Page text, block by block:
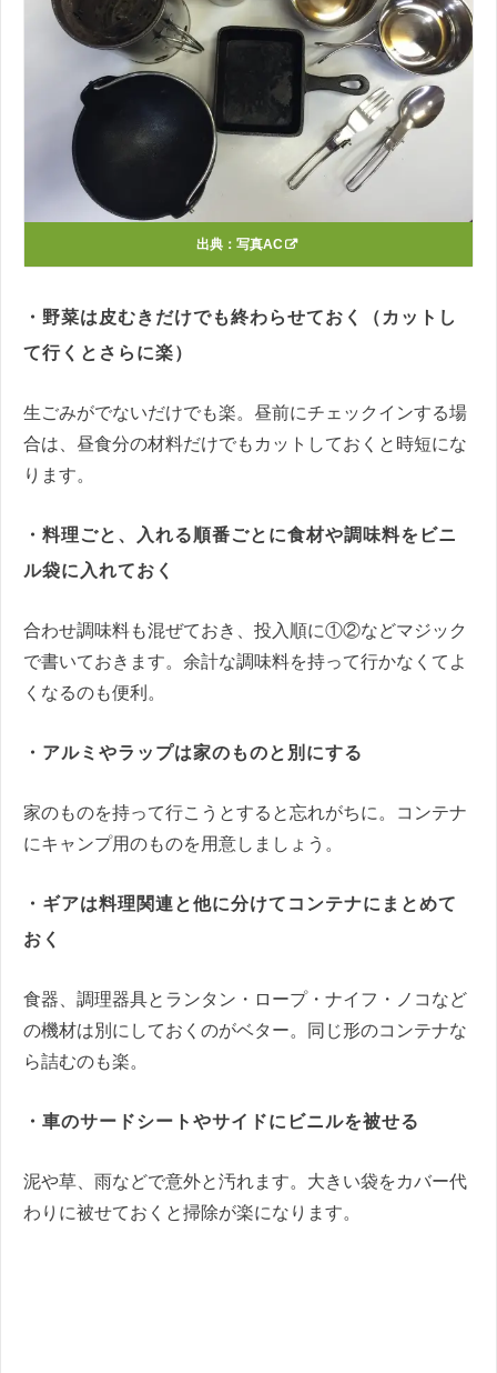
出典： 写真AC
・野菜は皮むきだけでも終わらせておく（カットし
て行くとさらに楽）
生ごみがでないだけでも楽。昼前にチェックインする場
合は、昼食分の材料だけでもカットしておくと時短にな
ります。
・料理ごと、入れる順番ごとに食材や調味料をビニ
ル袋に入れておく
合わせ調味料も混ぜておき、投入順に①②などマジック
で書いておきます。余計な調味料を持って行かなくてよ
くなるのも便利。
・アルミやラップは家のものと別にする
家のものを持って行こうとすると忘れがちに。コンテナ
にキャンプ用のものを用意しましょう。
・ギアは料理関連と他に分けてコンテナにまとめて
おく
食器、調理器具とランタン・ロープ・ナイフ・ノコなど
の機材は別にしておくのがベター。同じ形のコンテナな
ら詰むのも楽。
・車のサードシートやサイドにビニルを被せる
泥や草、雨などで意外と汚れます。大きい袋をカバー代
わりに被せておくと掃除が楽になります。